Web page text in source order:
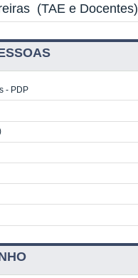
(TAE e Docentes)
- PDP